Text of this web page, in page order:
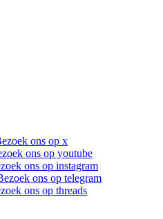
ons op x
ons op youtube
ons op instagram
ons op telegram
ons op threads